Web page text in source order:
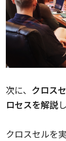
次に、 クロス
ロセスを解説
クロスセルを